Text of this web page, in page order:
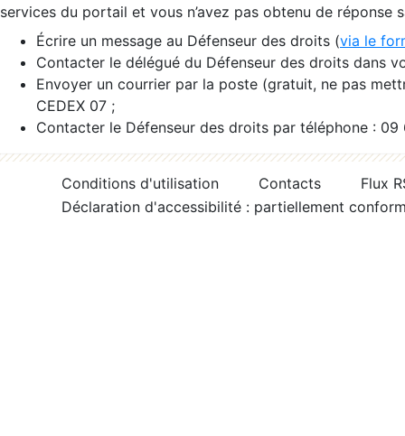
services du portail et vous n’avez pas obtenu de réponse
Écrire un message au Défenseur des droits (via le
Contacter le délégué du Défenseur des droits dans
Envoyer un courrier par la poste (gratuit, ne pas
CEDEX 07 ;
Contacter le Défenseur des droits par téléphone :
Conditions d'utilisation Contacts
Flux
Déclaration d'accessibilité : partiellement